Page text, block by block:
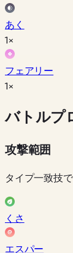
あく
1×
フェアリー
1×
バトルプ
攻撃範囲
タイプ一致技
くさ
エスパー